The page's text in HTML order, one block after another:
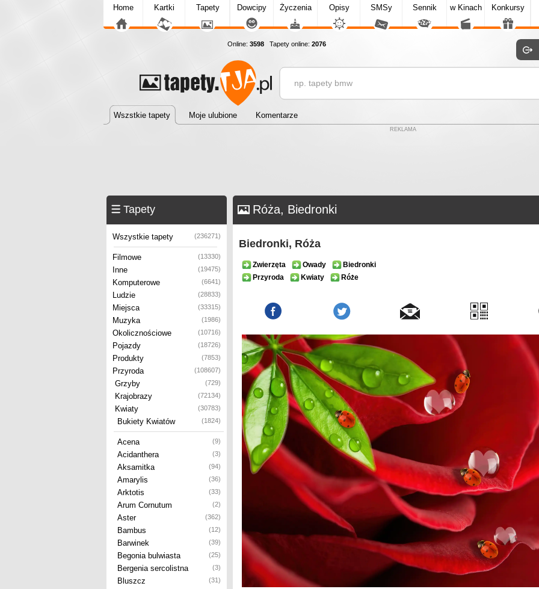
Home Kartki Tapety Dowcipy Życzenia Opisy SMSy Sennik w Kinach Konkursy
Online: 3598 Tapety online: 2076
Wszstkie tapety Moje ulubione Komentarze
REKLAMA
Tapety
Wszystkie tapety (236271)
Filmowe (13330)
Inne (19475)
Komputerowe (6641)
Ludzie (28833)
Miejsca (33315)
Muzyka (1986)
Okolicznościowe (10716)
Pojazdy (18726)
Produkty (7853)
Przyroda (108607)
Grzyby (729)
Krajobrazy (72134)
Kwiaty (30783)
Bukiety Kwiatów (1824)
Acena (9)
Acidanthera (3)
Aksamitka (94)
Amarylis (36)
Arktotis (33)
Arum Cornutum (2)
Aster (362)
Bambus (12)
Barwinek (39)
Begonia bulwiasta (25)
Bergenia sercolistna (3)
Bluszcz (31)
Róża, Biedronki
Biedronki, Róża
Zwierzęta Owady
Biedronki
Przyroda
Kwiaty Róże